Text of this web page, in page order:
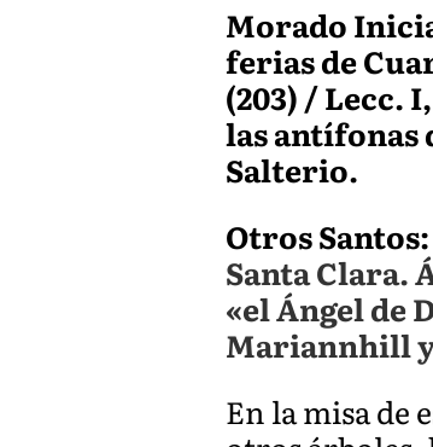
Morado
ferias de
(203) / Lecc.
las antífonas
Salterio.
Otros Santos:
Santa Clara.
«el Ángel de
Mariannhill
En la misa de